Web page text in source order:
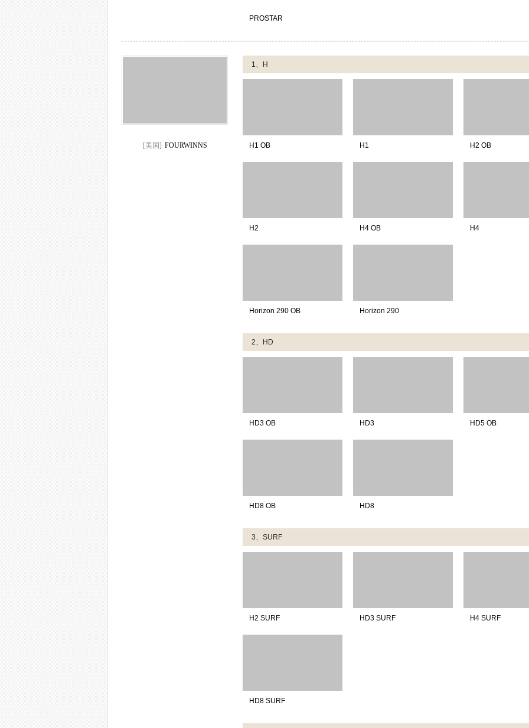
PROSTAR
[美国] FOURWINNS
1、H
H1 OB H1 H2 OB
H2 H4 OB H4
Horizon 290 OB Horizon 290
2、HD
HD3 OB HD3 HD5 OB
HD8 OB HD8
3、SURF
H2 SURF HD3 SURF H4 SURF
HD8 SURF